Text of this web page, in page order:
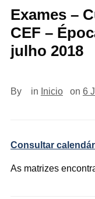
Exames –
CEF –
julho 2018
By in Inicio on 6
Consultar
As matrizes